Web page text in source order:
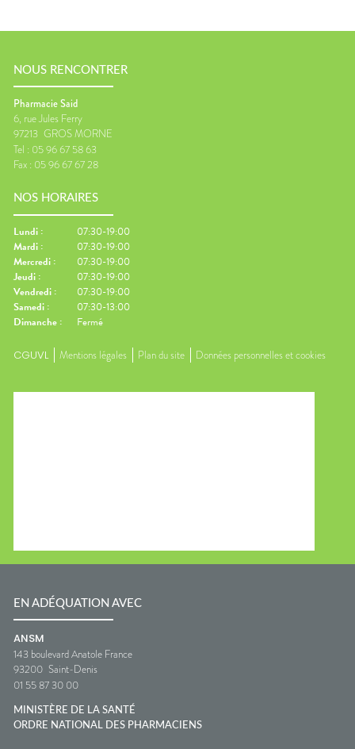
NOUS RENCONTRER
Pharmacie Said
6, rue Jules Ferry
97213 GROS MORNE
Tel : 05 96 67 58 63
Fax : 05 96 67 67 28
NOS HORAIRES
Lundi :
07:30-19:00
Mardi :
07:30-19:00
Mercredi :
07:30-19:00
Jeudi :
07:30-19:00
Vendredi :
07:30-19:00
Samedi :
07:30-13:00
Dimanche : Fermé
CGUVL Mentions légales Plan du site Données personnelles et cookies
EN ADÉQUATION AVEC
ANSM
143 boulevard Anatole France
93200 Saint-Denis
01 55 87 30 00
MINISTÈRE DE LA SANTÉ
ORDRE NATIONAL DES PHARMACIENS